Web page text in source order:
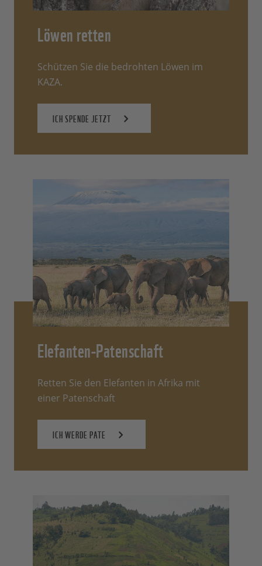
Löwen retten
Schützen Sie die bedrohten Löwen im
KAZA.
ICH SPENDE JETZT
Elefanten-Patenschaft
Retten Sie den Elefanten in Afrika mit
einer Patenschaft
ICH WERDE PATE